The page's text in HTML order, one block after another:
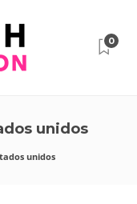
0
unidos
unidos